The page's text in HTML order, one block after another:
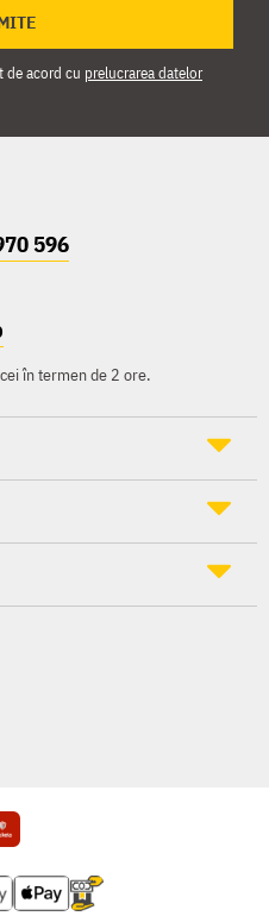
de acord cu prelucrarea datelor
596
în termen de 2 ore.